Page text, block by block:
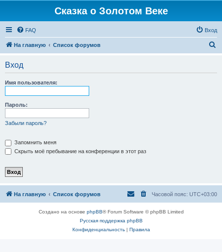
Сказка о Золотом Веке
FAQ Вход
На главную Список форумов
Вход
Имя пользователя:
Пароль:
Забыли пароль?
Запомнить меня
Скрыть моё пребывание на конференции в этот раз
На главную Список форумов Часовой пояс: UTC+03:00
Создано на основе phpBB® Forum Software © phpBB Limited
Русская поддержка phpBB
Конфиденциальность| Правила